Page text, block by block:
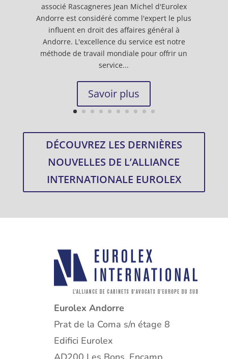
associé Rascagneres Jean Michel d'Eurolex
Andorre est considéré comme l'expert le plus
influent en droit des affaires général à
Andorre. L'excellence du service est notre
méthode de travail mondiale pour offrir un
service...
Savoir plus
DÉCOUVREZ LES DERNIÈRES
NOUVELLES DE L’ALLIANCE
INTERNATIONALE EUROLEX
Eurolex Andorre
Prat de la Coma s/n étage 8
Edifici Eurolex